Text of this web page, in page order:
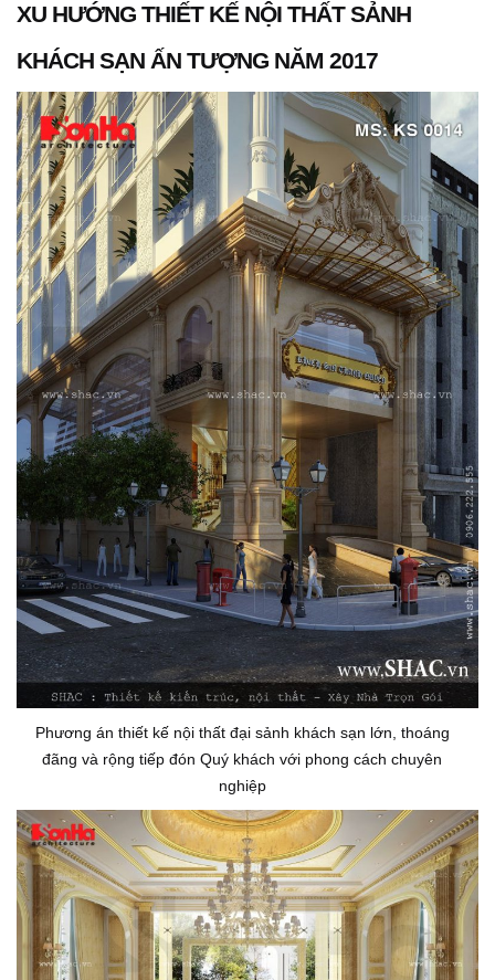
XU HƯỚNG THIẾT KẾ NỘI THẤT SẢNH
KHÁCH SẠN ẤN TƯỢNG NĂM 2017
Phương án thiết kế nội thất đại sảnh khách sạn lớn, thoáng
đãng và rộng tiếp đón Quý khách với phong cách chuyên
nghiệp